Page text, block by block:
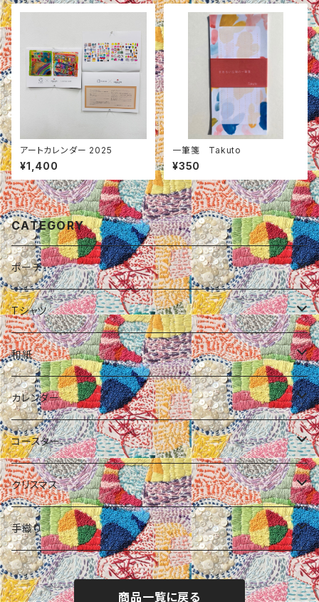
アートカレンダー 2025
¥1,400
一筆箋 Takuto
¥350
CATEGORY
ポーチ
手織りポーチ
ばねポーチ
Tシャツ
ライオン柄
数字柄
くつ柄
ガイコツ柄
MAP柄
時計柄
和紙
ポチ袋
カレンダー
コースター付きメッセージカード
カレンダー
ミニカレンダー
アートカレンダー
コースター
クリスマス
年賀
クリスマス
コースター
オブジェ
手織り
髪ゴム
商品一覧に戻る